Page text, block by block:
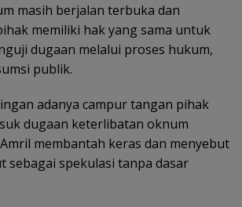
masih berjalan terbuka dan
memiliki hak yang sama untuk
dugaan melalui proses hukum,
publik.
adanya campur tangan pihak
dugaan keterlibatan oknum
membantah keras dan menyebut
sebagai spekulasi tanpa dasar